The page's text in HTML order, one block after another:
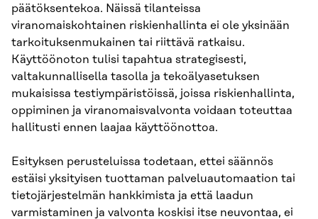
päätöksentekoa. Näissä tilanteissa
viranomaiskohtainen riskienhallinta ei ole yksinään
tarkoituksenmukainen tai riittävä ratkaisu.
Käyttöönoton tulisi tapahtua strategisesti,
valtakunnallisella tasolla ja tekoälyasetuksen
mukaisissa testiympäristöissä, joissa riskienhallinta,
oppiminen ja viranomaisvalvonta voidaan toteuttaa
hallitusti ennen laajaa käyttöönottoa.
Esityksen perusteluissa todetaan, ettei säännös
estäisi yksityisen tuottaman palveluautomaation tai
tietojärjestelmän hankkimista ja että laadun
varmistaminen ja valvonta koskisi itse neuvontaa, ei